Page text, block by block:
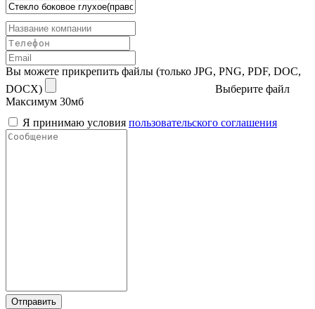
Вы можете прикрепить файлы (только JPG, PNG, PDF, DOC,
DOCX)
Выберите файл
Максимум 30мб
Я принимаю условия пользовательского соглашения
Отправить